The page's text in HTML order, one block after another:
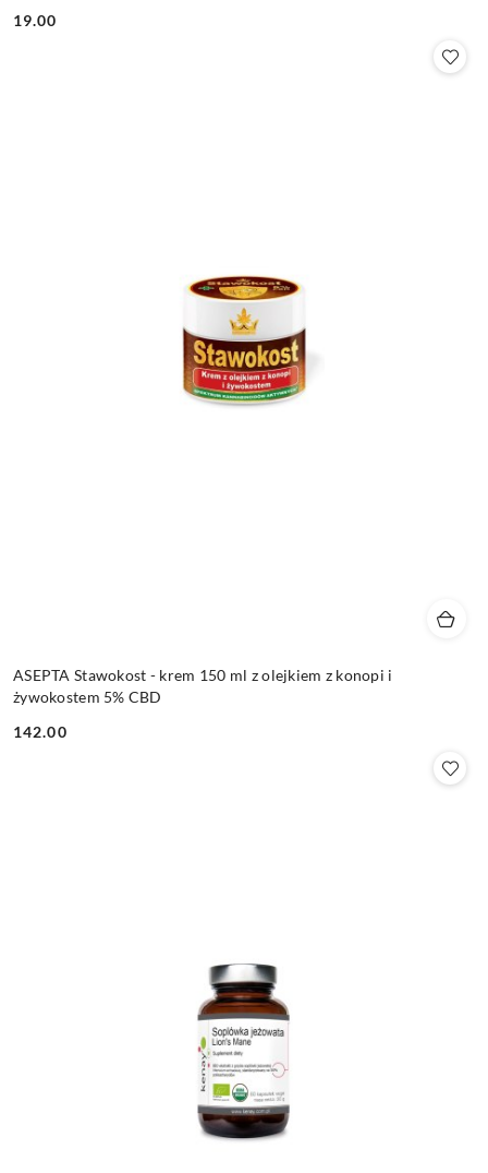
Cena:
19.00
ASEPTA Stawokost - krem 150 ml z olejkiem z konopi i
żywokostem 5% CBD
Cena:
142.00